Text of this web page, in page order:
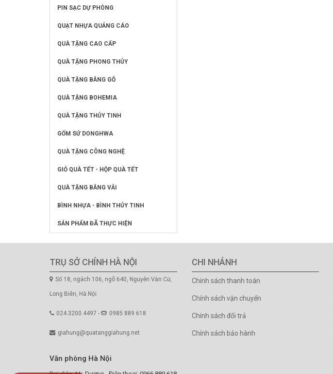
PIN SẠC DỰ PHÒNG
QUẠT NHỰA QUẢNG CÁO
QUÀ TẶNG CAO CẤP
QUÀ TẶNG PHONG THỦY
QUÀ TẶNG BẰNG GỖ
QUÀ TẶNG BOHEMIA
QUÀ TẶNG THỦY TINH
GỐM SỨ DONGHWA
QUÀ TẶNG CÔNG NGHỆ
GIỎ QUÀ TẾT - HỘP QUÀ TẾT
QUÀ TẶNG BẰNG VẢI
BÌNH NHỰA - BÌNH THỦY TINH
SẢN PHẨM ĐÃ THỰC HIỆN
TRỤ SỞ CHÍNH HÀ NỘI
Số 18, ngách 106, ngõ 640, Nguyễn Văn Cừ,
Long Biên, Hà Nội
024.3200.4497 - 0985 889 618
giahung@quatanggiahung.net
CHI NHÁNH
Chính sách thanh toán
Chính sách vận chuyển
Chính sách đổi trả
Chính sách bảo hành
Văn phòng Hà Nội